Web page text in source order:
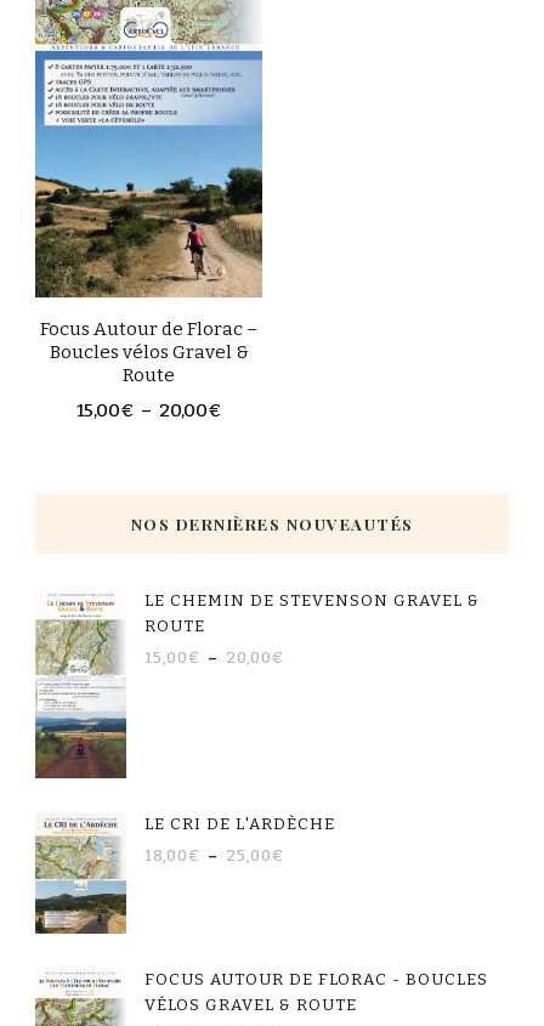
Focus Autour de Florac –
Boucles vélos Gravel &
Route
15,00€ – 20,00€
NOS DERNIÈRES NOUVEAUTÉS
LE CHEMIN DE STEVENSON GRAVEL &
ROUTE
15,00€ – 20,00€
LE CRI DE L'ARDÈCHE
18,00€ – 25,00€
FOCUS AUTOUR DE FLORAC - BOUCLES
VÉLOS GRAVEL & ROUTE